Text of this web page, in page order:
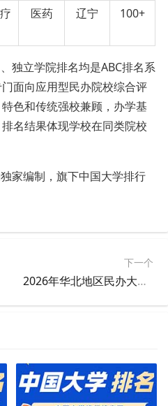
医药 辽宁 100+
独立学院排名均是ABC排名系
面向应用型民办院校综合评
色和传统强校兼顾，办学基
名结果体现学校在同类院校
家编制，旗下中国大学排行
下一个
2026年华北地区民办大学排名